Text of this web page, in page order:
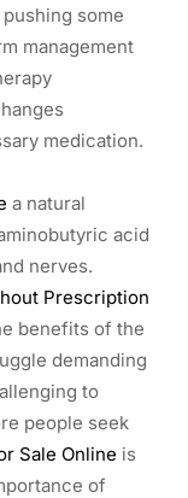
some
management
medication.
a natural
acid
nerves.
Prescription
benefits of the
demanding
to
people seek
Sale Online is
of